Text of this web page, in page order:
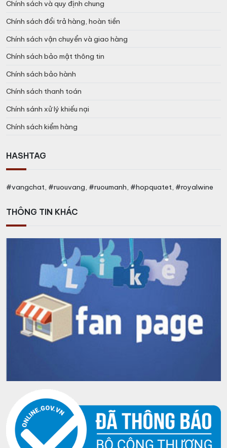
Chính sách và quy định chung
Chính sách đổi trả hàng, hoàn tiền
Chính sách vận chuyển và giao hàng
Chính sách bảo mật thông tin
Chính sách bảo hành
Chính sách thanh toán
Chính sánh xử lý khiếu nại
Chính sách kiểm hàng
HASHTAG
#vangchat, #ruouvang, #ruoumanh, #hopquatet, #royalwine
THÔNG TIN KHÁC